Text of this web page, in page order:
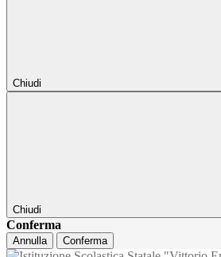
Chiudi
Chiudi
Conferma
Annulla Conferma